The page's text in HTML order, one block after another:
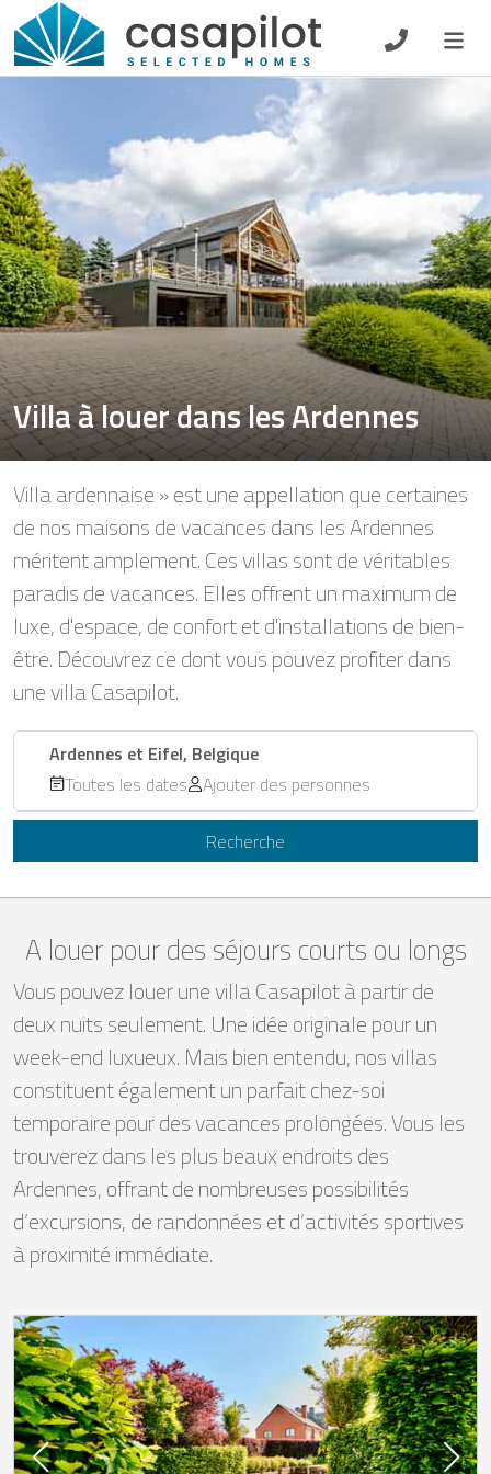
ES FR
Petit-déjeuner
Chèque-cadeau
Propriétaire
Villa à louer dans les Ardennes
Villa ardennaise » est une appellation que certaines
de nos maisons de vacances dans les Ardennes
méritent amplement. Ces villas sont de véritables
paradis de vacances. Elles offrent un maximum de
luxe, d'espace, de confort et d'installations de bien-
être. Découvrez ce dont vous pouvez profiter dans
une villa Casapilot.
Ardennes et Eifel, Belgique
Toutes les dates
Ajouter des personnes
Recherche
A louer pour des séjours courts ou longs
Vous pouvez louer une villa Casapilot à partir de
deux nuits seulement. Une idée originale pour un
week-end luxueux. Mais bien entendu, nos villas
constituent également un parfait chez-soi
temporaire pour des vacances prolongées. Vous les
trouverez dans les plus beaux endroits des
Ardennes, offrant de nombreuses possibilités
d’excursions, de randonnées et d’activités sportives
à proximité immédiate.